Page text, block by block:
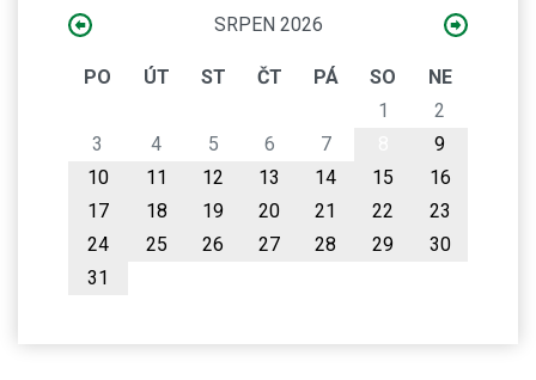
SRPEN 2026
PO ÚT ST ČT PÁ SO
NE
1
2
3
4 5 6 7
9
10
11 12 13 14 15
16
17
18 19 20 21 22
23
24
25 26 27 28 29
30
31